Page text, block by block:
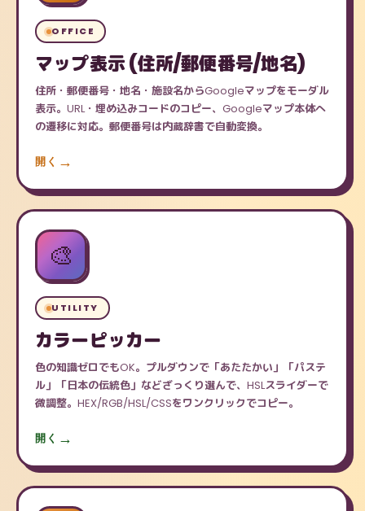
OFFICE
マップ表示 (住所/郵便番号/地名)
住所・郵便番号・地名・施設名からGoogleマップをモーダル
表示。URL・埋め込みコードのコピー、Googleマップ本体へ
の遷移に対応。郵便番号は内蔵辞書で自動変換。
開く
🎨
UTILITY
カラーピッカー
色の知識ゼロでもOK。プルダウンで「あたたかい」「パステ
ル」「日本の伝統色」などざっくり選んで、HSLスライダーで
微調整。HEX/RGB/HSL/CSSをワンクリックでコピー。
開く